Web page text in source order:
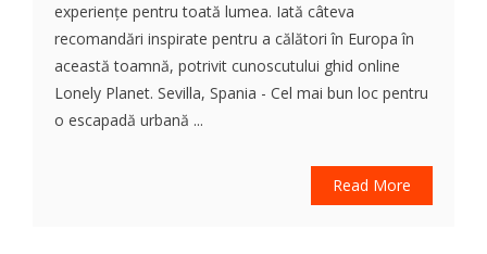
experiențe pentru toată lumea. Iată câteva
recomandări inspirate pentru a călători în Europa în
această toamnă, potrivit cunoscutului ghid online
Lonely Planet. Sevilla, Spania - Cel mai bun loc pentru
o escapadă urbană ...
Read More